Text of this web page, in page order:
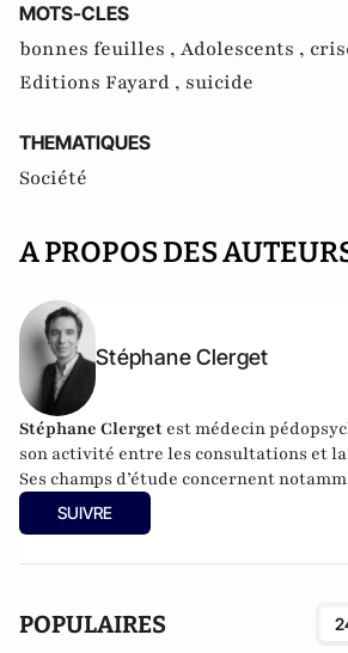
MOTS-CLES
bonnes feuilles , Adolescents ,
Editions Fayard , suicide
THEMATIQUES
Société
A PROPOS DES
Stéphane Clerget
Stéphane Clerget est médecin
son activité entre les consultations et
Ses champs d’étude concernent
les troubles émotionnels et les
en place à l’hôpital l’une des premières
SUIVRE
POPULAIRES